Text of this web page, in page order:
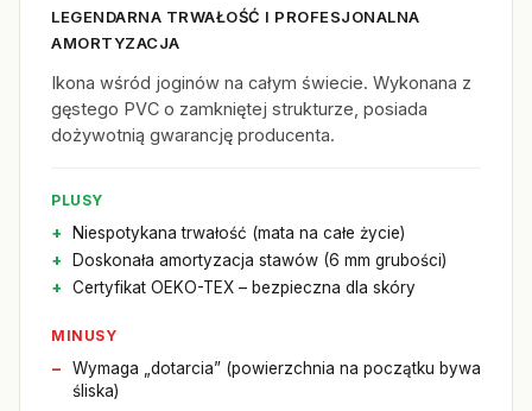
LEGENDARNA TRWAŁOŚĆ I PROFESJONALNA
AMORTYZACJA
Ikona wśród joginów na całym świecie. Wykonana z
gęstego PVC o zamkniętej strukturze, posiada
dożywotnią gwarancję producenta.
PLUSY
Niespotykana trwałość (mata na całe życie)
Doskonała amortyzacja stawów (6 mm grubości)
Certyfikat OEKO-TEX – bezpieczna dla skóry
MINUSY
Wymaga „dotarcia” (powierzchnia na początku bywa
śliska)